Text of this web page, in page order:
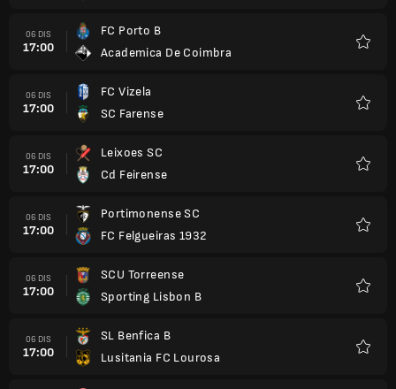
06 DIS
17:00
FC Porto B
Academica De Coimbra
06 DIS
17:00
FC Vizela
SC Farense
06 DIS
17:00
Leixoes SC
Cd Feirense
06 DIS
17:00
Portimonense SC
FC Felgueiras 1932
06 DIS
17:00
SCU Torreense
Sporting Lisbon B
06 DIS
17:00
SL Benfica B
Lusitania FC Lourosa